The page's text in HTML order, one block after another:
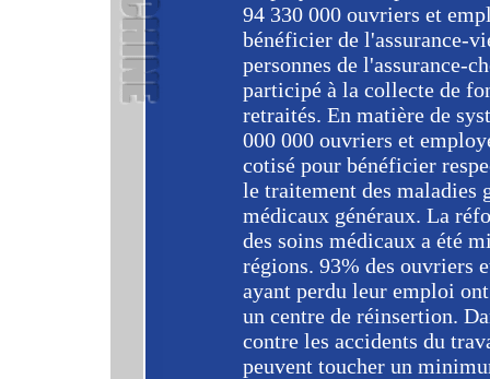
94 330 000 ouvriers et
bénéficier de l'assurance-
personnes de l'assurance-
participé à la collecte de
retraités. En matière de
000 000 ouvriers et
cotisé pour bénéficier
le traitement des maladies
médicaux généraux. La
des soins médicaux a été
régions. 93% des ouvriers
ayant perdu leur emploi
un centre de réinsertion.
contre les accidents du
peuvent toucher un